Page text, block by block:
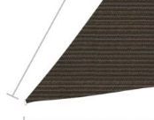
Наш представител ще
311813
Оцени продукта